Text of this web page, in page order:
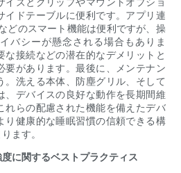
イドテーブルに便利です。アプリ連
どのスマート機能は便利ですが、操
バシーが懸念される場合もありま
な接続などの潜在的なデメリットと
要があります。最後に、メンテナン
。洗える本体、防塵グリル、そして
、デバイスの良好な動作を長期間維
れらの配慮された機能を備えたデバ
り健康的な睡眠習慣の信頼できる構
ます。
に関するベストプラクティス